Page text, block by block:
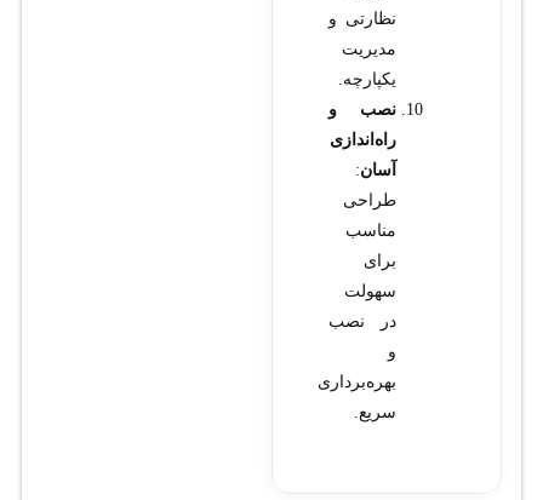
نظارتی و
مدیریت
یکپارچه.
نصب و
راه‌اندازی
آسان:
طراحی
مناسب
برای
سهولت
در نصب
و
بهره‌برداری
سریع.